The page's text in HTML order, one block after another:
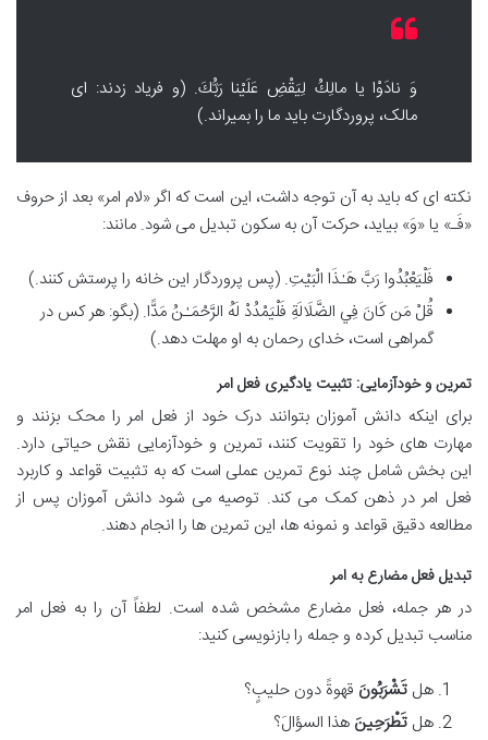
وَ نادَوْا يا مالِكُ لِيَقْضِ عَلَيْنا رَبُّكَ. (و فریاد زدند: ای
مالک، پروردگارت باید ما را بمیراند.)
نکته ای که باید به آن توجه داشت، این است که اگر «لام امر» بعد از حروف
«فَـ» یا «وَ» بیاید، حرکت آن به سکون تبدیل می شود. مانند:
فَلْيَعْبُدُوا رَبَّ هَـٰذَا الْبَيْتِ. (پس پروردگار این خانه را پرستش کنند.)
قُلْ مَن كَانَ فِي الضَّلَالَةِ فَلْيَمْدُدْ لَهُ الرَّحْمَـٰنُ مَدًّا. (بگو: هر کس در
گمراهی است، خدای رحمان به او مهلت دهد.)
تمرین و خودآزمایی: تثبیت یادگیری فعل امر
برای اینکه دانش آموزان بتوانند درک خود از فعل امر را محک بزنند و
مهارت های خود را تقویت کنند، تمرین و خودآزمایی نقش حیاتی دارد.
این بخش شامل چند نوع تمرین عملی است که به تثبیت قواعد و کاربرد
فعل امر در ذهن کمک می کند. توصیه می شود دانش آموزان پس از
مطالعه دقیق قواعد و نمونه ها، این تمرین ها را انجام دهند.
تبدیل فعل مضارع به امر
در هر جمله، فعل مضارع مشخص شده است. لطفاً آن را به فعل امر
مناسب تبدیل کرده و جمله را بازنویسی کنید:
هل تَشْرَبُونَ قهوةً دون حلیبٍ؟
هل تَطْرَحِينَ هذا السؤالَ؟